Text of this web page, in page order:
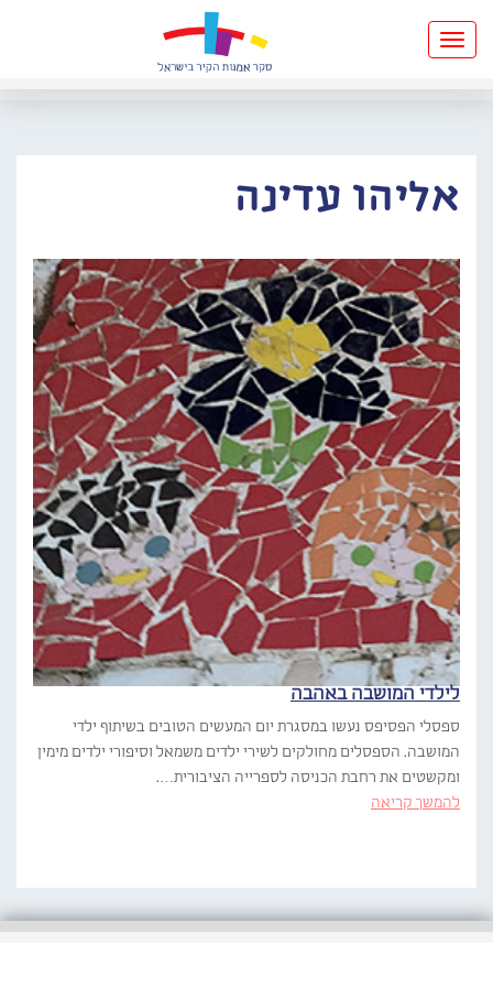
Toggle
navigation
אליהו עדינה
לילדי המושבה באהבה
ספסלי הפסיפס נעשו במסגרת יום המעשים הטובים בשיתוף ילדי
המושבה. הספסלים מחולקים לשירי ילדים משמאל וסיפורי ילדים מימין
ומקשטים את רחבת הכניסה לספרייה הציבורית….
להמשך קריאה